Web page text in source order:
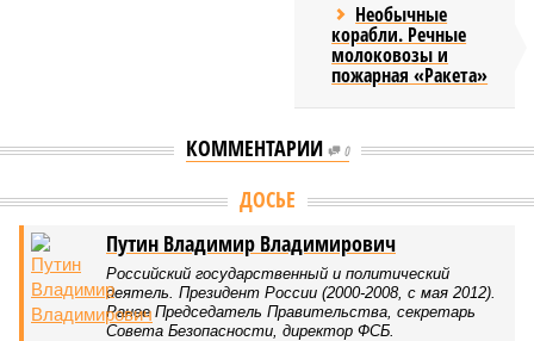
Необычные
корабли. Речные
молоковозы и
пожарная «Ракета»
КОММЕНТАРИИ 0
ДОСЬЕ
Путин Владимир Владимирович
Российский государственный и политический
деятель. Президент России (2000-2008, с мая 2012).
Ранее Председатель Правительства, секретарь
Совета Безопасности, директор ФСБ.